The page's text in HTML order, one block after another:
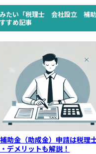
たい「税理士 会社設立 補助
すめ記事
助金（助成金）申請は税理
デメリットも解説！